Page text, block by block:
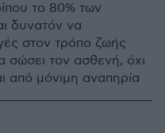
το 80% των
δυνατόν να
στον τρόπο ζωής
τον ασθενή, όχι
από μόνιμη αναπηρία